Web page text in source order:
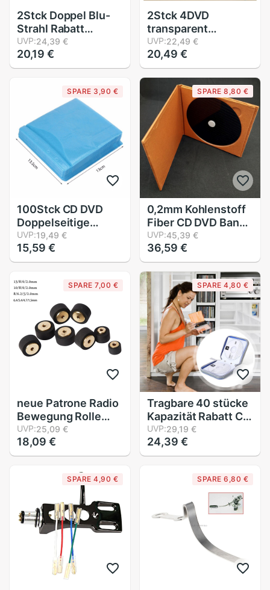
2Stck Doppel Blu-
Strahl Rabatt
Blau/Schwarz/Blau
Weichen Kunststoff
fallen
EinfüGen/Halten
1/2/4 Rabatt
UVP:24,39 €
20,19 €
2Stck 4DVD
transparent
Weichen Kunststoff
fallen
190X135X14mm
Halten EinfüGen/4
Rabatt
UVP:22,49 €
20,49 €
SPARE 3,90 €
100Stck CD DVD
Doppelseitige
Abdeckung
Lagerung fallen PP
Tasche Hülse
Lagerung &Ampere;
Schutz für Ihre CD
&Ampere; DVD
UVP:19,49 €
15,59 €
SPARE 8,80 €
0,2mm Kohlenstoff
Fiber CD DVD Band
Rabatt Stabilisator
matt Schock HiFi
Plattenspieler Pad
Fach stimmen Anti-
schock Maschine
Spieler Basis oben
I7R0
UVP:45,39 €
36,59 €
SPARE 7,00 €
neue Patrone Radio
Bewegung Rolle
Druck Kassette
Gürtel Rolle für
sony-Spieler
UVP:25,09 €
18,09 €
SPARE 4,80 €
Tragbare 40 stücke
Kapazität Rabatt CD
DVD Brieftasche
Lagerung fallen
Halfter Album Hülse
Reißverschluss
Boxen Kasten CD-
fest tasche N0L1
UVP:29,19 €
24,39 €
SPARE 4,90 € SPARE 6,80 €